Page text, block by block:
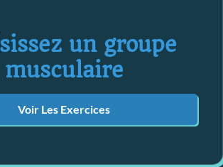
un groupe
musculaire
Voir Les Exercices